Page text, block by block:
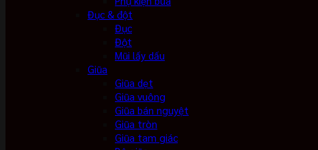
Đục & đột
Đục
Đột
Mũi lấy dấu
Giũa
Giũa dẹt
Giũa vuông
Giũa bán nguyệt
Giũa tròn
Giũa tam giác